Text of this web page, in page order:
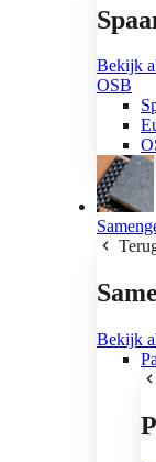
Bekijk
OSB
Bekijk